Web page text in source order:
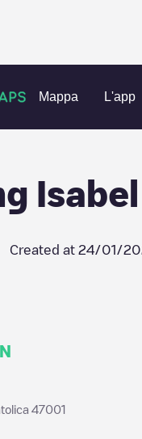
Mappa L'app
Spagna Valladolid
Created at 24/01/
47001